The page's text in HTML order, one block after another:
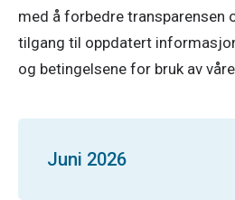
med å forbedre transparensen
tilgang til oppdatert
og betingelsene for bruk av
Juni 2026